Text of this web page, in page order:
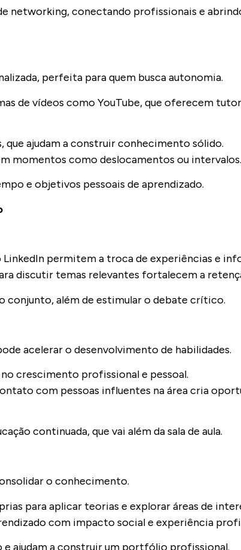
networking, conectando profissionais e
perfeita para quem busca autonomia.
de vídeos como YouTube, que oferecem
que ajudam a construir conhecimento sólido.
momentos como deslocamentos ou intervalos.
e objetivos pessoais de aprendizado.
LinkedIn permitem a troca de experiências e
discutir temas relevantes fortalecem a
conjunto, além de estimular o debate crítico.
acelerar o desenvolvimento de habilidades.
crescimento profissional e pessoal.
com pessoas influentes na área cria
continuada, que vai além da sala de aula.
o conhecimento.
para aplicar teorias e explorar áreas de
com impacto social e experiência
ajudam a construir um portfólio profissional.